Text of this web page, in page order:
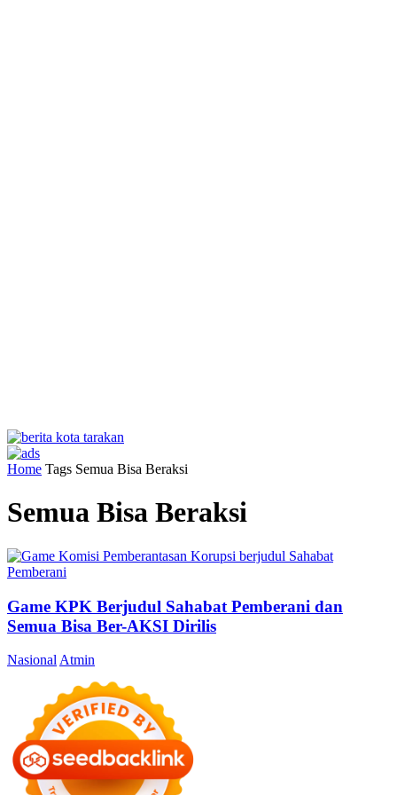
Home Tags Semua Bisa Beraksi
Semua Bisa Beraksi
Game KPK Berjudul Sahabat Pemberani dan
Semua Bisa Ber-AKSI Dirilis
Nasional Atmin